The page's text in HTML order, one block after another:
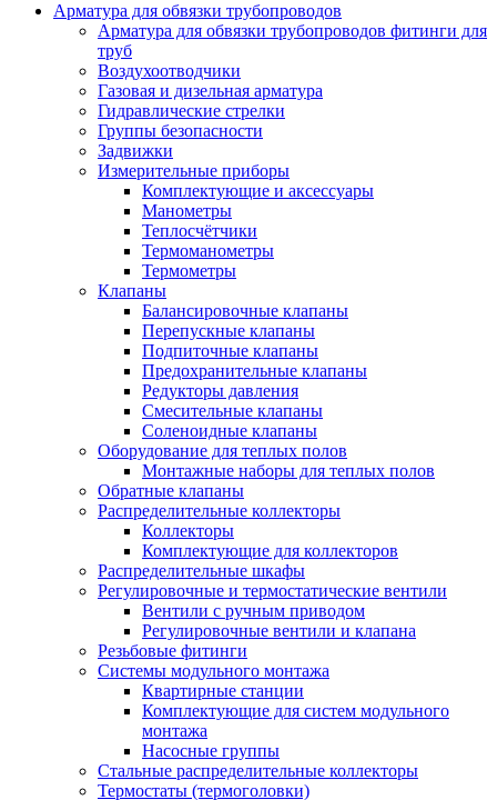
Арматура для обвязки трубопроводов
Арматура для обвязки трубопроводов фитинги для
труб
Воздухоотводчики
Газовая и дизельная арматура
Гидравлические стрелки
Группы безопасности
Задвижки
Измерительные приборы
Комплектующие и аксессуары
Манометры
Теплосчётчики
Термоманометры
Термометры
Клапаны
Балансировочные клапаны
Перепускные клапаны
Подпиточные клапаны
Предохранительные клапаны
Редукторы давления
Смесительные клапаны
Соленоидные клапаны
Оборудование для теплых полов
Монтажные наборы для теплых полов
Обратные клапаны
Распределительные коллекторы
Коллекторы
Комплектующие для коллекторов
Распределительные шкафы
Регулировочные и термостатические вентили
Вентили с ручным приводом
Регулировочные вентили и клапана
Резьбовые фитинги
Системы модульного монтажа
Квартирные станции
Комплектующие для систем модульного
монтажа
Насосные группы
Стальные распределительные коллекторы
Термостаты (термоголовки)